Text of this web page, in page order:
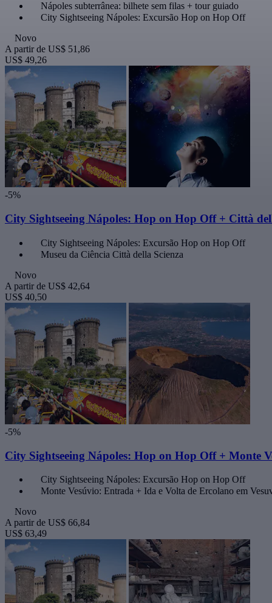
Nápoles subterrânea: bilhete sem filas + tour guiado
City Sightseeing Nápoles: Excursão Hop on Hop Off
Novo
A partir de US$ 51,86
US$ 49,26
-5%
City Sightseeing Nápoles: Hop on Hop Off + Città
City Sightseeing Nápoles: Excursão Hop on Hop Off
Museu da Ciência Città della Scienza
Novo
A partir de US$ 42,64
US$ 40,50
-5%
City Sightseeing Nápoles: Hop on Hop Off + Monte
City Sightseeing Nápoles: Excursão Hop on Hop Off
Monte Vesúvio: Entrada + Ida e Volta de Ercolano em
Novo
A partir de US$ 66,84
US$ 63,49